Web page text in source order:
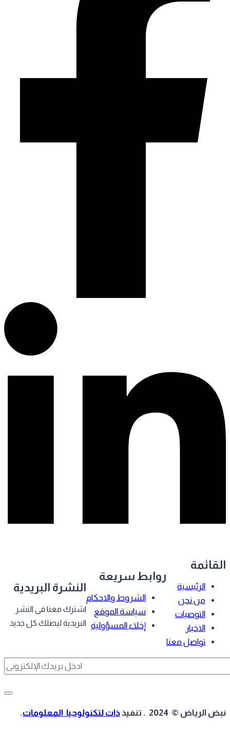
الرئيسية
من نحن
التوصيات
الاخبار
تواصل معنا
روابط سريعة
الشروط والاحكام
سياسة الموقع
إخلاء المسؤولية
النشرة البريدية
اشترك معنا فى النشر
البريدية ليصلك كل جديد
الرياض © 2024 . تنفيذ ذات لتكنولوجيا المعلومات.